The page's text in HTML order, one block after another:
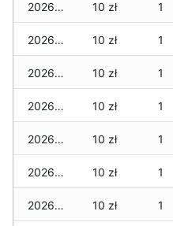
2026-05-12 10 zł 1
2026-05-09 10 zł 1
2026-05-08 10 zł 1
2026-05-07 10 zł 1
2026-05-06 10 zł 1
2026-05-05 10 zł 1
2026-05-04 10 zł 1